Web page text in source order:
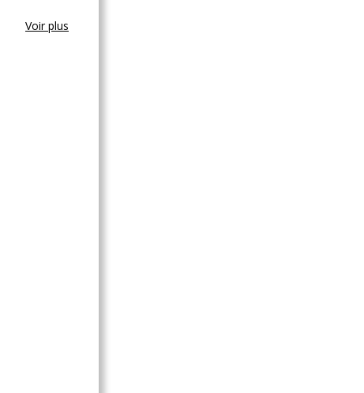
Voir plus